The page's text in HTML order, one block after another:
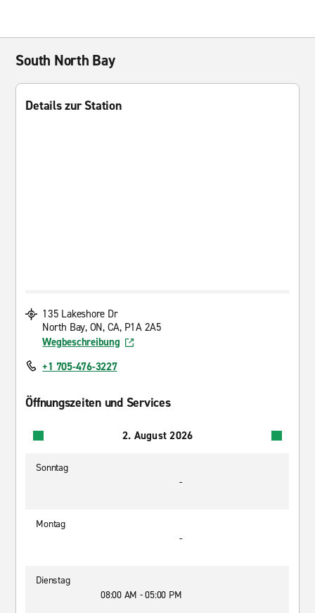
South North Bay
Details zur Station
135 Lakeshore Dr
North Bay, ON, CA, P1A 2A5
Wegbeschreibung
+1 705-476-3227
Öffnungszeiten und Services
2. August 2026
Sonntag
-
Montag
-
Dienstag
08:00 AM - 05:00 PM